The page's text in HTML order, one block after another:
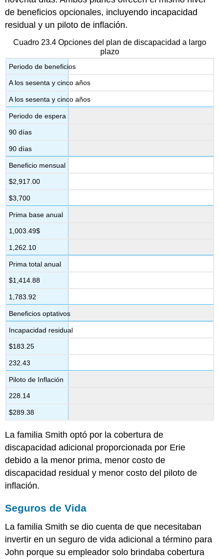
de beneficios opcionales, incluyendo incapacidad
residual y un piloto de inflación.
Cuadro 23.4 Opciones del plan de discapacidad a largo
plazo
Periodo de beneficios
A los sesenta y cinco años
A los sesenta y cinco años
Periodo de espera
90 días
90 días
Beneficio mensual
$2,917.00
$3,700
Prima base anual
1,003.49$
1,262.10
Prima total anual
$1,414.88
1,783.92
Beneficios optativos
Incapacidad residual
$183.25
232.43
Piloto de Inflación
228.14
$289.38
La familia Smith optó por la cobertura de
discapacidad adicional proporcionada por Erie
debido a la menor prima, menor costo de
discapacidad residual y menor costo del piloto de
inflación.
Seguros de Vida
La familia Smith se dio cuenta de que necesitaban
invertir en un seguro de vida adicional a término para
John porque su empleador solo brindaba cobertura